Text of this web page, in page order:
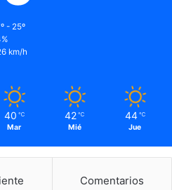
- 25º
km/h
40 ℃
Mar
42 ℃
Mié
44 ℃
Jue
Comentarios